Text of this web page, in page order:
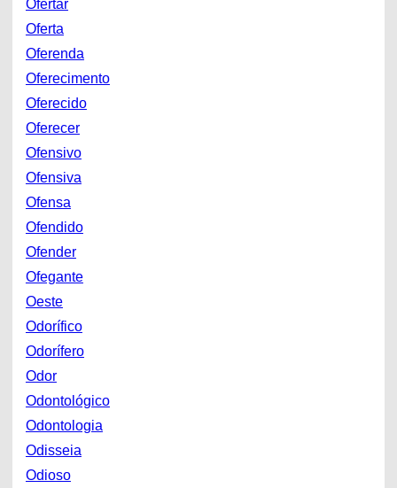
Ofertar
Oferta
Oferenda
Oferecimento
Oferecido
Oferecer
Ofensivo
Ofensiva
Ofensa
Ofendido
Ofender
Ofegante
Oeste
Odorífico
Odorífero
Odor
Odontológico
Odontologia
Odisseia
Odioso